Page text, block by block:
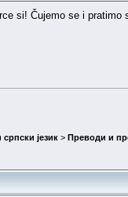
si! Čujemo se i
српски језик > Преводи и